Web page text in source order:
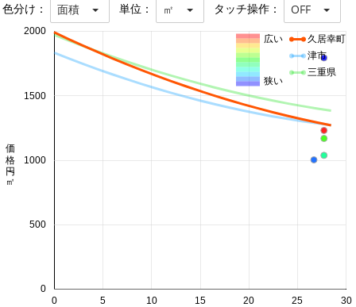
色分け： 面積 単位： ㎡ タッチ操作： OFF
0 5 10 15 20 25 30
0
500
1000
1500
2000
価格 円/㎡
久居幸町
津市
三重県
広い
狭い